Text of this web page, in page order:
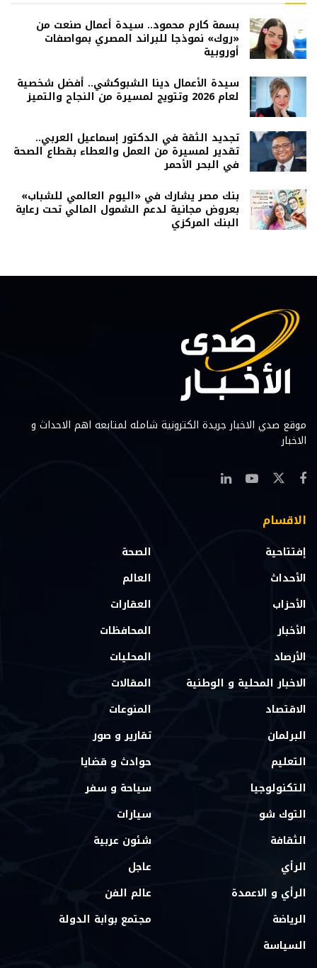
بسمة كارم محمود.. سيدة أعمال صنعت من
«روك» نموذجا للبراند المصري بمواصفات
أوروبية
سيدة الأعمال دينا الشبوكشي.. أفضل شخصية
لعام 2026 وتتويج لمسيرة من النجاح والتميز
تجديد الثقة في الدكتور إسماعيل العربي..
تقدير لمسيرة من العمل والعطاء بقطاع الصحة
في البحر الأحمر
بنك مصر يشارك في «اليوم العالمي للشباب»
بعروض مجانية لدعم الشمول المالي تحت رعاية
البنك المركزي
موقع صدي الاخبار جريدة الكترونية شامله لمتابعه اهم الاحداث و
الاخبار
الاقسام
إفتتاحية
الأحداث
الأحزاب
الأخبار
الأرصاد
الاخبار المحلية و الوطنية
الاقتصاد
البرلمان
التعليم
التكنولوجيا
التوك شو
الثقافة
الرأي
الرأي و الاعمدة
الرياضة
السياسة
الصحة
العالم
العقارات
المحافظات
المحليات
المقالات
المنوعات
تقارير و صور
حوادث و قضايا
سياحة و سفر
سيارات
شئون عربية
عاجل
عالم الفن
مجتمع بوابة الدولة